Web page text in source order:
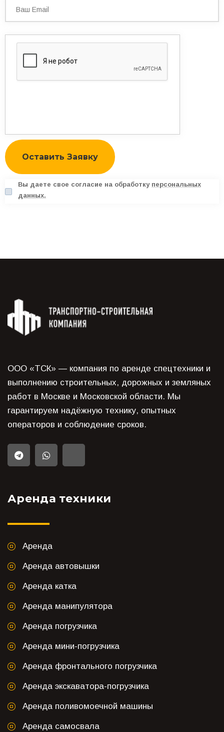
Вы даете свое согласие на обработку персональных
данных.
ООО «ТСК» — компания по аренде спецтехники и
выполнению строительных, дорожных и земляных
работ в Москве и Московской области. Мы
гарантируем надёжную технику, опытных
операторов и соблюдение сроков.
Аренда техники
Аренда
Аренда автовышки
Аренда катка
Аренда манипулятора
Аренда погрузчика
Аренда мини-погрузчика
Аренда фронтального погрузчика
Аренда экскаватора-погрузчика
Аренда поливомоечной машины
Аренда самосвала